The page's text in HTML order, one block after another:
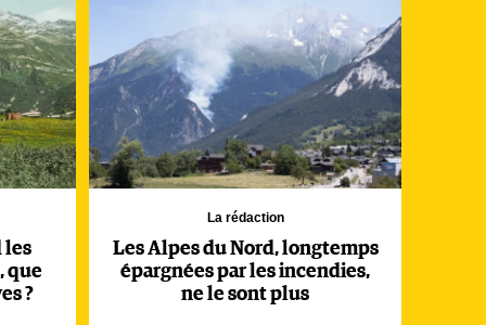
les
que
?
La rédaction
Les Alpes du Nord, longtemps
épargnées par les incendies,
ne le sont plus